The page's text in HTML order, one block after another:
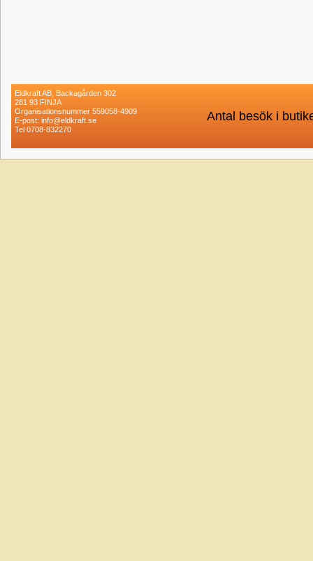
Eldkraft AB, Backagården 302
281 93 FINJA
Organisationsnummer 559058-4909
E-post: info@eldkraft.se
Tel 0708-832270
Antal besök i